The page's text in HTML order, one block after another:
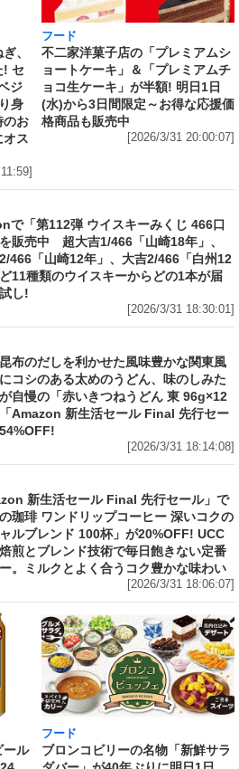
、
! セ
ジ
身
のお
オス
フード
不二家洋菓子店の「プレミアムシ
ョートケーキ」＆「プレミアムチ
ョコ生ケーキ」が半額! 明日1日
(水)から3日間限定～お得な応援価
格商品も販売中
[2026/3/31 20:00:07]
で「第112弾 ウイスキーみくじ 466口
販売中 超大吉1/466「山崎18年」、
466「山崎12年」、大吉2/466「白州12
11種類のウイスキーからどの1本が届
し!
[2026/3/31 18:30:01]
布のだしを利かせた風味豊かな関東風
コシのある太めのうどん、味のしみた
自慢の「赤いきつねうどん 東 96g×12
Amazon 新生活セール Final 先行セー
[2026/3/31 18:14:08]
新生活セール Final 先行セール」で
の珈琲 ワンドリップコーヒー 深いコクの
ルブレンド 100杯」が20%OFF! UCC
煎とブレンド技術で毎日飽きない定番
。ミルクとよく合うコク豊かな味わい
[2026/3/31 18:06:07]
ール
フード
ブロンコビリーの名物「新鮮サラ